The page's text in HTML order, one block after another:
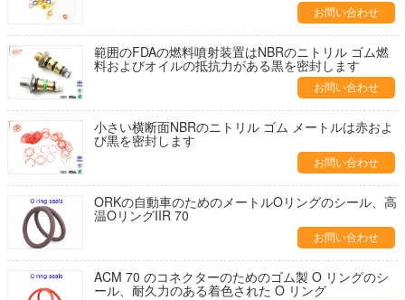
お問い合わせ
範囲のFDAの燃料噴射装置はNBRのニトリル ゴム燃
料およびオイルの抵抗力がある黒を密封します
お問い合わせ
小さい横断面NBRのニトリル ゴム メートルは赤およ
び黒を密封します
お問い合わせ
ORKの自動車のためのメートルOリングのシール、高
温OリングIIR 70
お問い合わせ
ACM 70 のコネクターのためのゴム製 O リングのシ
ール、耐久力のある着色された O リング